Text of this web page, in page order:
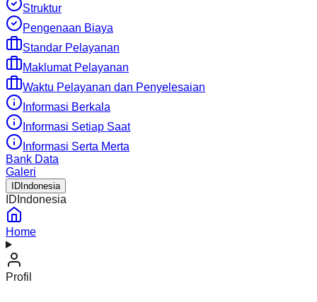
Struktur
Pengenaan Biaya
Standar Pelayanan
Maklumat Pelayanan
Waktu Pelayanan dan Penyelesaian
Informasi Berkala
Informasi Setiap Saat
Informasi Serta Merta
Bank Data
Galeri
ID Indonesia
ID Indonesia
Home
Profil